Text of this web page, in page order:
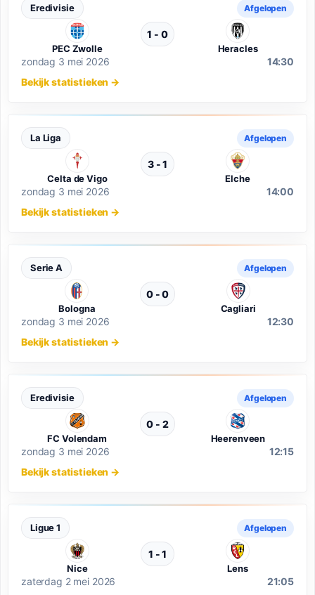
Eredivisie Afgelopen
PEC Zwolle
1 - 0
Heracles
zondag 3 mei 2026
14:30
Bekijk statistieken →
La Liga Afgelopen
Celta de Vigo
3 - 1
Elche
zondag 3 mei 2026
14:00
Bekijk statistieken →
Serie A Afgelopen
Bologna
0 - 0
Cagliari
zondag 3 mei 2026
12:30
Bekijk statistieken →
Eredivisie Afgelopen
FC Volendam
0 - 2
Heerenveen
zondag 3 mei 2026
12:15
Bekijk statistieken →
Ligue 1 Afgelopen
Nice
1 - 1
Lens
zaterdag 2 mei 2026
21:05